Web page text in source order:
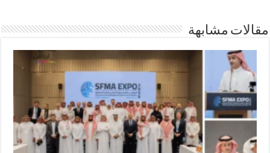
مقالات مشابهة